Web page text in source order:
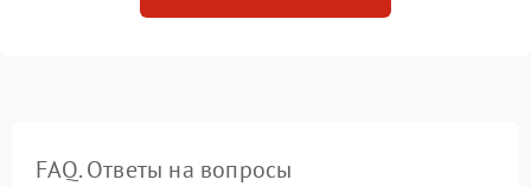
FAQ. Ответы на вопросы